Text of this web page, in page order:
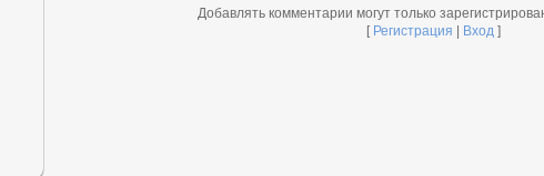
Добавлять комментарии могут только
[ Регистрация Вход]